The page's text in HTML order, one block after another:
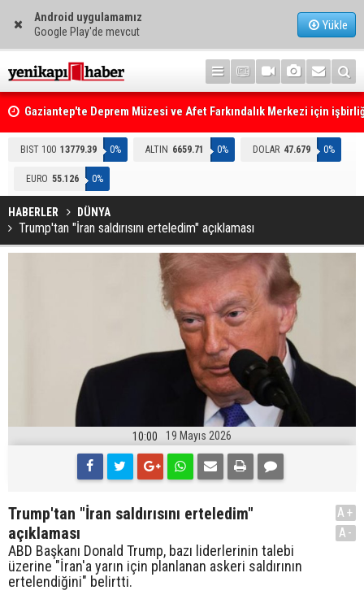
Android uygulamamız
Google Play'de mevcut
Yükle
Gaziantep'te Deprem Müzesi ve Afet Farkındalık Merkezi için
protokolü imzalandı
BIST 100 13779.39 0% ALTIN 6659.71 0% DOLAR 47.679 0%
EURO 55.126 0%
HABERLER DÜNYA
Trump'tan "İran saldırısını erteledim" açıklaması
10:00 19 Mayıs 2026
Trump'tan "İran saldırısını erteledim"
açıklaması
ABD Başkanı Donald Trump, bazı liderlerinin talebi
üzerine "İran'a yarın için planlanan askeri saldırının
ertelendiğini" belirtti.
A+
A-